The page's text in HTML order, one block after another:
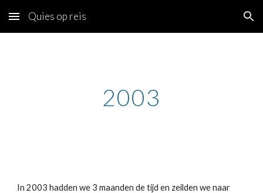
Skip to main content Skip to navigation
Quies op reis
2003
In 2003 hadden we 3 maanden de tijd en zeilden we naar